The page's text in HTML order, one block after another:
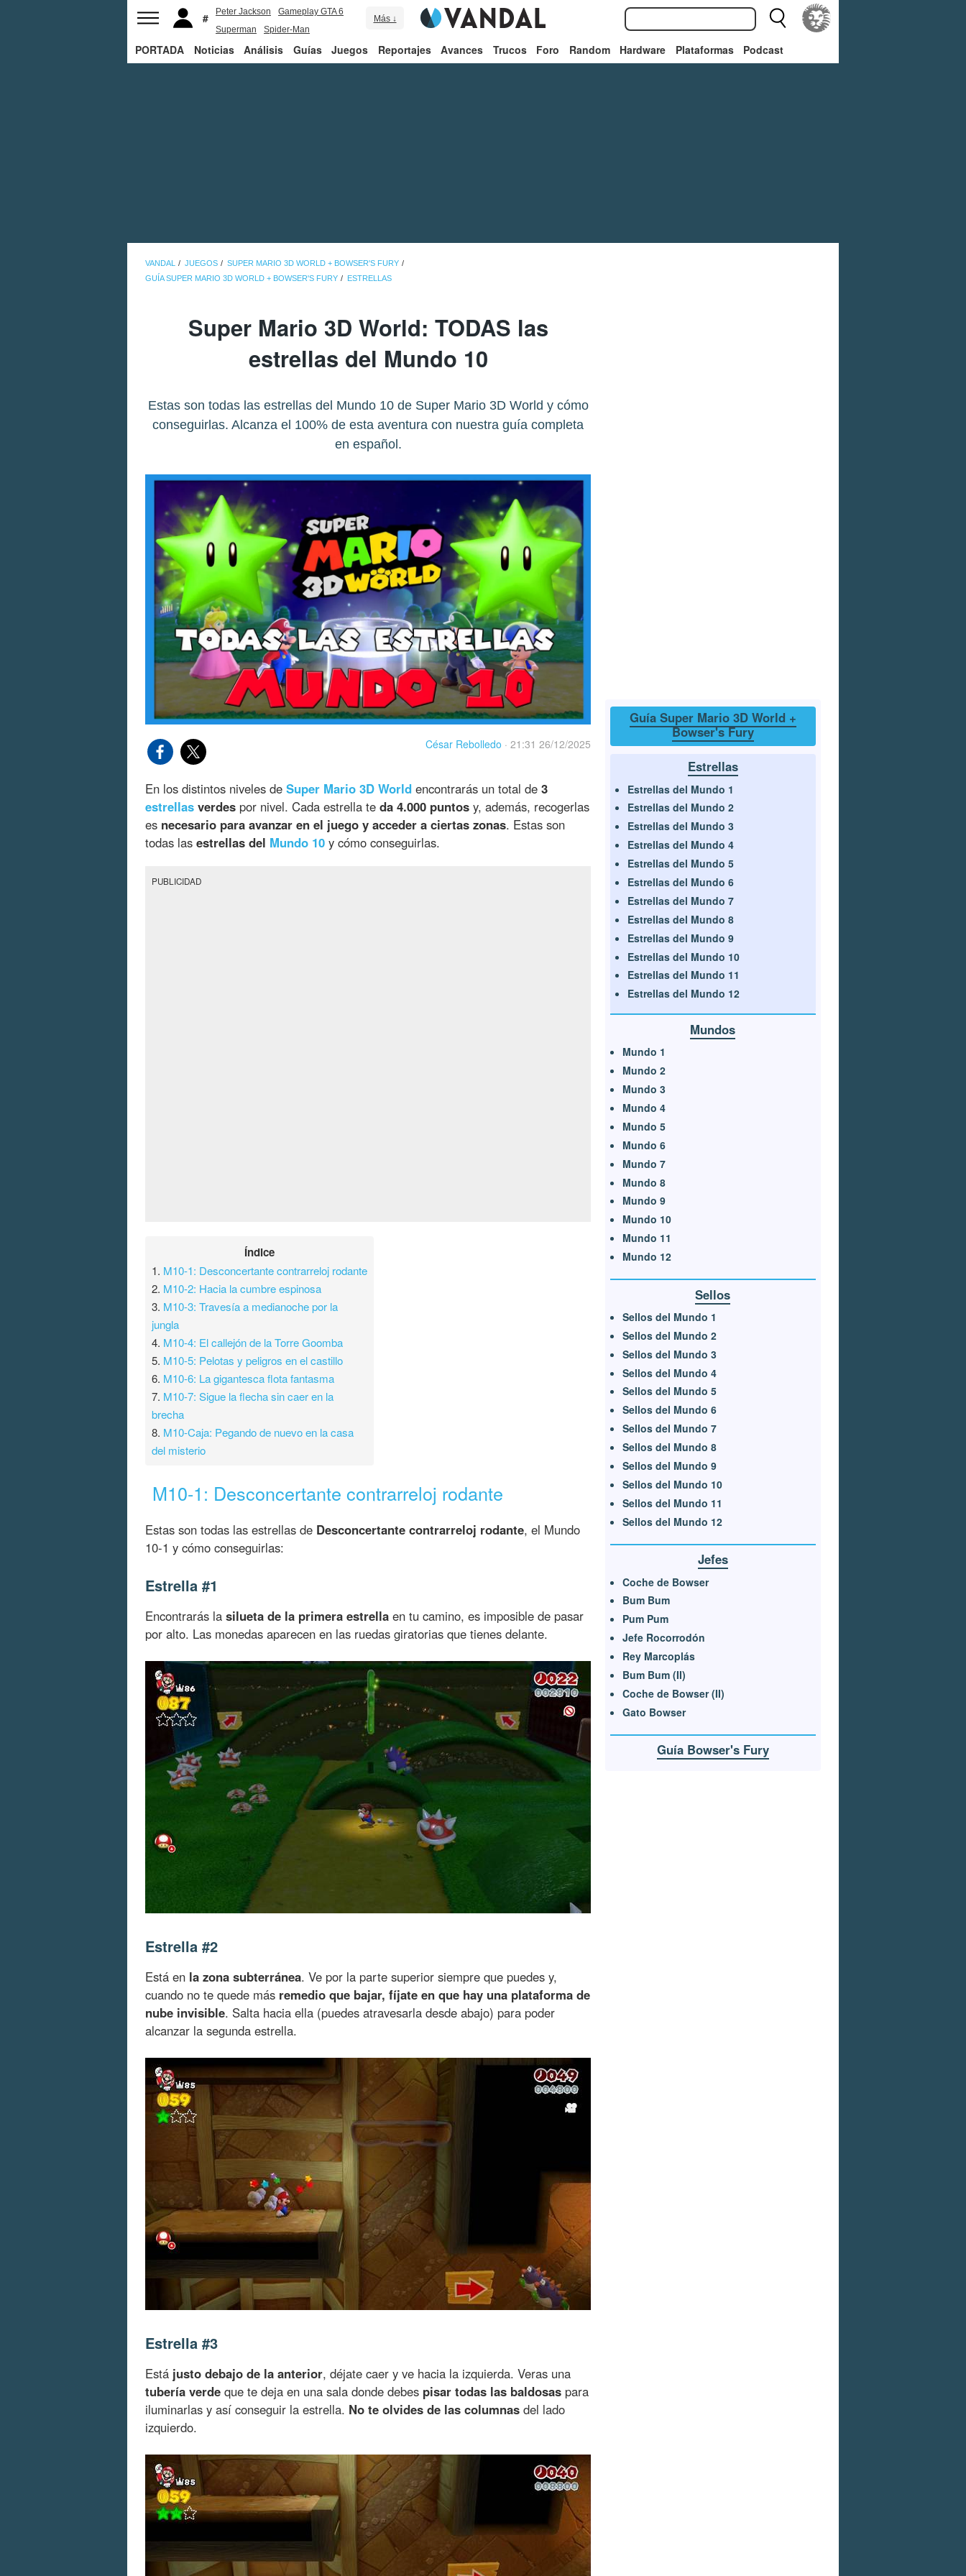
Peter Jackson
Gameplay GTA 6
Superman
Spider-Man
Más ↓
PORTADA Noticias Análisis Guías Juegos Reportajes Avances Trucos Foro Random Hardware Plataformas Podcast
VANDAL JUEGOS
SUPER MARIO 3D WORLD + BOWSER'S FURY
GUÍA SUPER MARIO 3D WORLD + BOWSER'S FURY
ESTRELLAS
Super Mario 3D World: TODAS las
estrellas del Mundo 10
Estas son todas las estrellas del Mundo 10 de Super Mario 3D World y cómo
conseguirlas. Alcanza el 100% de esta aventura con nuestra guía completa
en español.
César Rebolledo · 21:31 26/12/2025
En los distintos niveles de Super Mario 3D World encontrarás un total de 3
estrellas verdes por nivel. Cada estrella te da 4.000 puntos y, además, recogerlas
es necesario para avanzar en el juego y acceder a ciertas zonas. Estas son
todas las estrellas del Mundo 10 y cómo conseguirlas.
PUBLICIDAD
Índice
1. M10-1: Desconcertante contrarreloj rodante
2. M10-2: Hacia la cumbre espinosa
3. M10-3: Travesía a medianoche por la
jungla
4. M10-4: El callejón de la Torre Goomba
5. M10-5: Pelotas y peligros en el castillo
6. M10-6: La gigantesca flota fantasma
7. M10-7: Sigue la flecha sin caer en la
brecha
8. M10-Caja: Pegando de nuevo en la casa
del misterio
M10-1: Desconcertante contrarreloj rodante
Estas son todas las estrellas de Desconcertante contrarreloj rodante, el Mundo
10-1 y cómo conseguirlas:
Estrella #1
Encontrarás la silueta de la primera estrella en tu camino, es imposible de pasar
por alto. Las monedas aparecen en las ruedas giratorias que tienes delante.
Estrella #2
Está en la zona subterránea. Ve por la parte superior siempre que puedes y,
cuando no te quede más remedio que bajar, fíjate en que hay una plataforma de
nube invisible. Salta hacia ella (puedes atravesarla desde abajo) para poder
alcanzar la segunda estrella.
Estrella #3
Está justo debajo de la anterior, déjate caer y ve hacia la izquierda. Veras una
tubería verde que te deja en una sala donde debes pisar todas las baldosas para
iluminarlas y así conseguir la estrella. No te olvides de las columnas del lado
izquierdo.
Guía Super Mario 3D World +
Bowser's Fury
Estrellas
Estrellas del Mundo 1
Estrellas del Mundo 2
Estrellas del Mundo 3
Estrellas del Mundo 4
Estrellas del Mundo 5
Estrellas del Mundo 6
Estrellas del Mundo 7
Estrellas del Mundo 8
Estrellas del Mundo 9
Estrellas del Mundo 10
Estrellas del Mundo 11
Estrellas del Mundo 12
Mundos
Mundo 1
Mundo 2
Mundo 3
Mundo 4
Mundo 5
Mundo 6
Mundo 7
Mundo 8
Mundo 9
Mundo 10
Mundo 11
Mundo 12
Sellos
Sellos del Mundo 1
Sellos del Mundo 2
Sellos del Mundo 3
Sellos del Mundo 4
Sellos del Mundo 5
Sellos del Mundo 6
Sellos del Mundo 7
Sellos del Mundo 8
Sellos del Mundo 9
Sellos del Mundo 10
Sellos del Mundo 11
Sellos del Mundo 12
Jefes
Coche de Bowser
Bum Bum
Pum Pum
Jefe Rocorrodón
Rey Marcoplás
Bum Bum (II)
Coche de Bowser (II)
Gato Bowser
Guía Bowser's Fury